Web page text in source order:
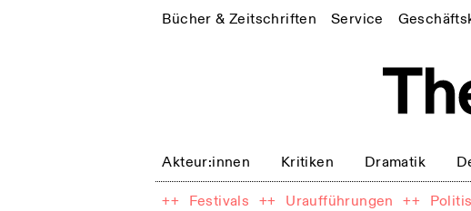
Bücher & Zeitschriften Service
Akteur:innen Kritiken Dramatik
++ Festivals ++ Uraufführungen ++